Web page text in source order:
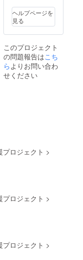
ヘルプページを
見る
このプロジェクト
の問題報告はこち
らよりお問い合わ
せください
ロジェクト >
ロジェクト >
ロジェクト >